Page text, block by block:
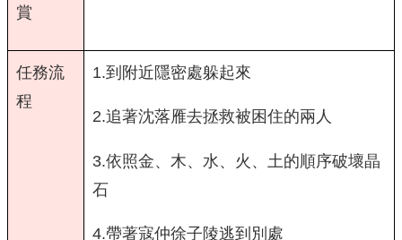
賞
任務流
程
1.到附近隱密處躲起來
2.追著沈落雁去拯救被困住的兩人
3.依照金、木、水、火、土的順序破壞晶
石
4.帶著寇仲徐子陵逃到別處